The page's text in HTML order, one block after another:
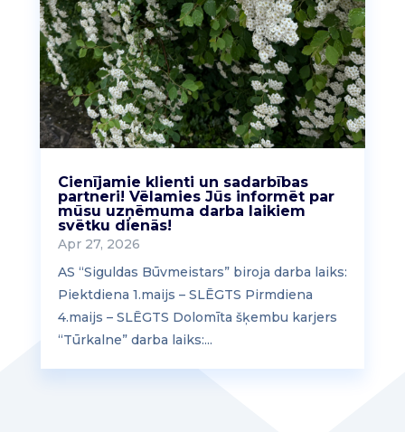
Cienījamie klienti un sadarbības
partneri! Vēlamies Jūs informēt par
mūsu uzņēmuma darba laikiem
svētku dienās!
Apr 27, 2026
AS “Siguldas Būvmeistars” biroja darba laiks:
Piektdiena 1.maijs – SLĒGTS Pirmdiena
4.maijs – SLĒGTS Dolomīta šķembu karjers
“Tūrkalne” darba laiks:...